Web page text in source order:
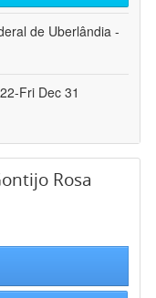
de Uberlândia -
Fri Dec 31
Rosa